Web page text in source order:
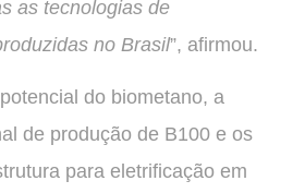
as tecnologias de
no Brasil”, afirmou.
do biometano, a
de produção de B100 e os
para eletrificação em